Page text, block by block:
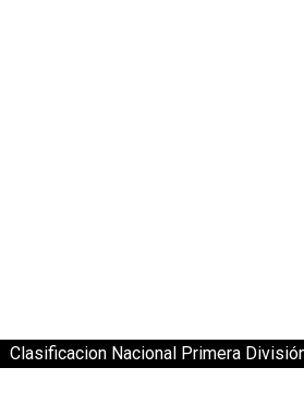
Clasificacion Nacional Primera